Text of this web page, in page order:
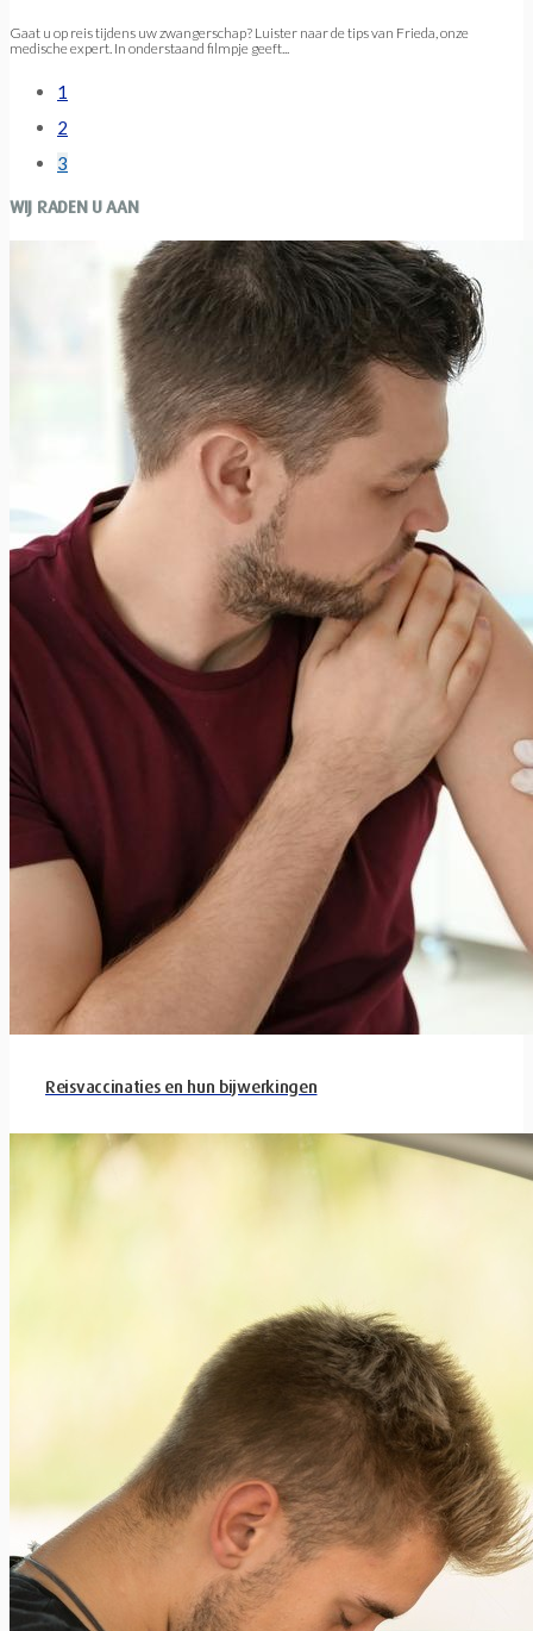
Gaat u op reis tijdens uw zwangerschap? Luister naar de tips van Frieda, onze
medische expert. In onderstaand filmpje geeft...
1
2
3
WIJ RADEN U AAN
Reisvaccinaties en hun bijwerkingen